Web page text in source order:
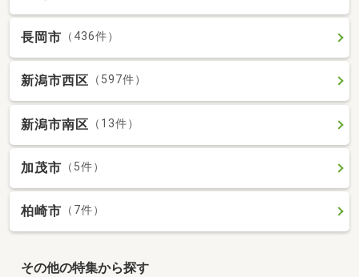
長岡市 （436件）
新潟市西区 （597件）
新潟市南区 （13件）
加茂市 （5件）
柏崎市 （7件）
その他の特集から探す